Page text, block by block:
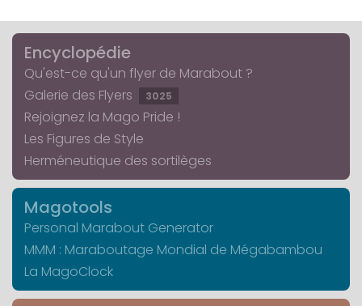
Encyclopédie
Qu'est-ce qu'un flyer de Marabout ?
Galerie des Flyers
3025
Rejoignez la Mago Pride !
Les Figures de Style
Herméneutique des sortilèges
Magotools
Personal Marabout Generator
MMM : Maraboutage Mondial de Mégabambou
La MagoClock